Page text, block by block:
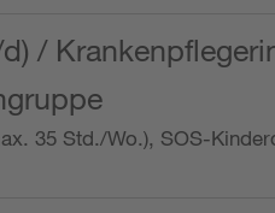
/
35 Std./Wo.), SOS-